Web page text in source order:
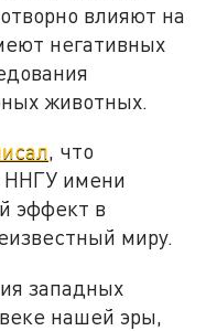
влияют на
негативных
животных.
, что
ННГУ имени
эффект в
миру.
западных
нашей эры,